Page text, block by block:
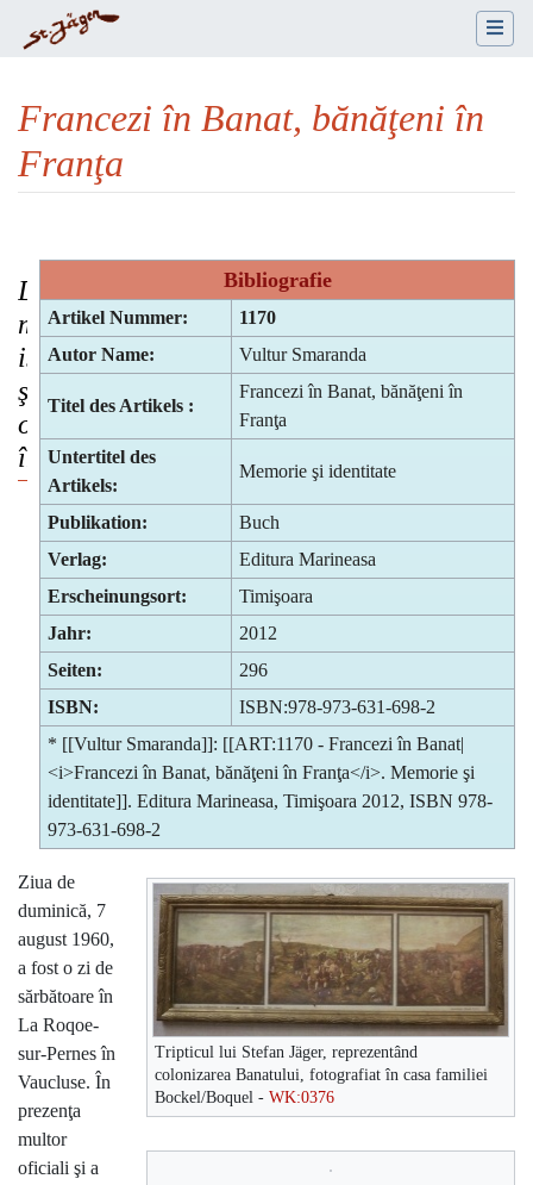
Francezi în Banat, bănăţeni în
Franţa
Bibliografie
Artikel Nummer:
1170
Autor Name:
Vultur Smaranda
Titel des Artikels :
Francezi în Banat, bănăţeni în
Franţa
Untertitel des
Artikels:
Memorie şi identitate
Publikation:
Buch
Verlag:
Editura Marineasa
Erscheinungsort:
Timişoara
Jahr:
2012
Seiten:
296
ISBN:
ISBN:978-973-631-698-2
* [[Vultur Smaranda]]: [[ART:1170 - Francezi în Banat|
<i>Francezi în Banat, bănăţeni în Franţa</i>. Memorie şi
identitate]]. Editura Marineasa, Timişoara 2012, ISBN 978-
973-631-698-2
Tripticul lui Stefan Jäger, reprezentând
colonizarea Banatului, fotografiat în casa familiei
Bockel/Boquel - WK:0376
Două
mici
istorii
şi
o
întrebare
Ziua de
duminică, 7
august 1960,
a fost o zi de
sărbătoare în
La Roqoe-
sur-Pernes în
Vaucluse. În
prezenţa
multor
oficiali şi a